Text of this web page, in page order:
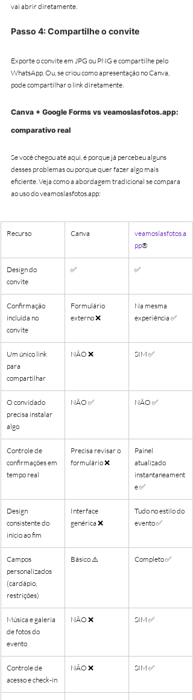
vai abrir diretamente.
Passo 4: Compartilhe o convite
Exporte o convite em JPG ou PNG e compartilhe pelo
WhatsApp. Ou, se criou como apresentação no Canva,
pode compartilhar o link diretamente.
Canva + Google Forms vs veamoslasfotos.app:
comparativo real
Se você chegou até aqui, é porque já percebeu alguns
desses problemas ou porque quer fazer algo mais
eficiente. Veja como a abordagem tradicional se compara
ao uso do veamoslasfotos.app:
Recurso Canva
veamoslasfotos.a
pp®
Design do
convite
✅ ✅
Confirmação
incluída no
convite
Formulário
externo ❌
Na mesma
experiência ✅
Um único link
para
compartilhar
NÃO ❌ SIM ✅
O convidado
precisa instalar
algo
NÃO ✅ NÃO ✅
Controle de
confirmações em
tempo real
Precisa revisar o
formulário ❌
Painel
atualizado
instantaneament
e ✅
Design
consistente do
início ao fim
Interface
genérica ❌
Tudo no estilo do
evento ✅
Campos
personalizados
(cardápio,
restrições)
Básico ⚠️ Completo ✅
Música e galeria
de fotos do
evento
NÃO ❌ SIM ✅
Controle de
acesso e check-in
NÃO ❌ SIM ✅